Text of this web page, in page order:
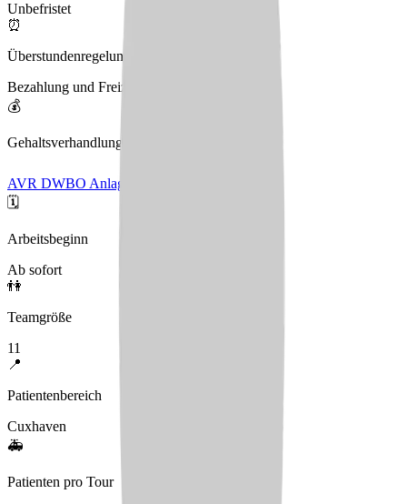
Unbefristet
⏰
Überstundenregelung
Bezahlung und Freizeitausgleich
💰
Gehaltsverhandlungen
AVR DWBO Anlage Johanniter
🗓️
Arbeitsbeginn
Ab sofort
👫
Teamgröße
11
📍
Patientenbereich
Cuxhaven
🚑
Patienten pro Tour